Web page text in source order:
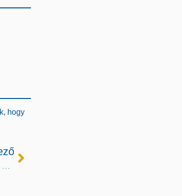
hogy
Ünnepeljük Együtt A Városligeti Műjégpálya 155. Évfordulóját!